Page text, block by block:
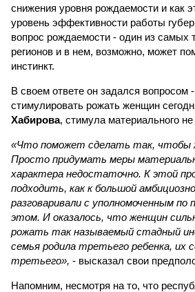
снижения уровня рождаемости и как
уровень эффективности работы
вопрос рождаемости - один из самых
регионов и в нем, возможно, может
инстинкт.
В своем ответе он задался вопросом
стимулировать рожать женщин
Хабирова, стимула материального
«Что поможет сделать так, чтобы
Просто придумать меры
характера недостаточно. К этой
подходить, как к большой
разговаривали с уполномоченным по
этом. И оказалось, что женщин
рожать так называемый стадный
семья родила третьего ребенка, их
третьего», - высказал свои
Напомним, несмотря на то, что